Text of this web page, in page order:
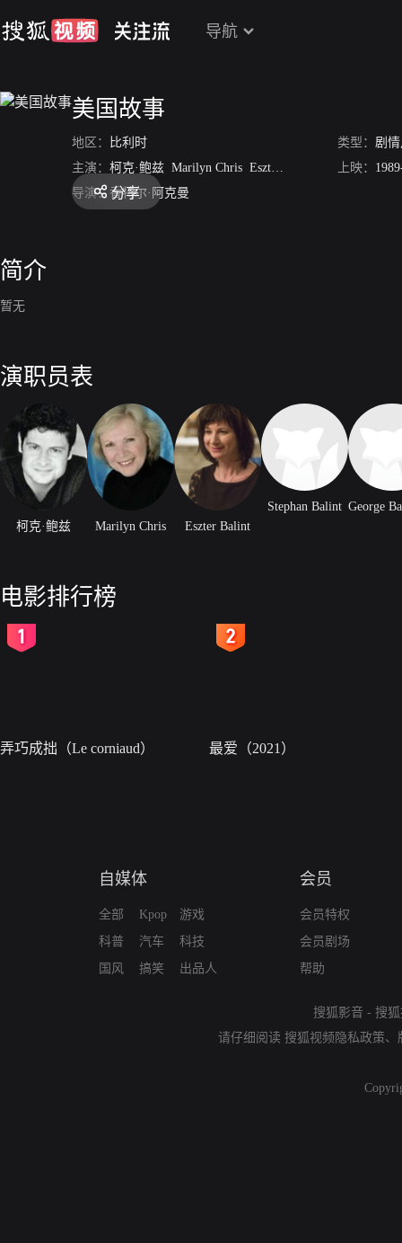
导航
美国故事
地区： 比利时 类型： 剧
主演： 柯克·鲍兹 Marilyn Chris Eszter Balint Stephan Balint
上映：
导演： 香特尔·阿克曼
分享
简介
暂无
演职员表
柯克·鲍兹 Marilyn Chris Eszter Balint
Stephan Balint
电影排行榜
弄巧成拙（Le corniaud） 最爱（2021）
自媒体
全部
科普
国风
Kpop
汽车
搞笑
游戏
科技
出品人
会员
会员特权
会员剧场
帮助
搜狐影音 - 搜
请仔细阅读 搜狐视频隐私政策、